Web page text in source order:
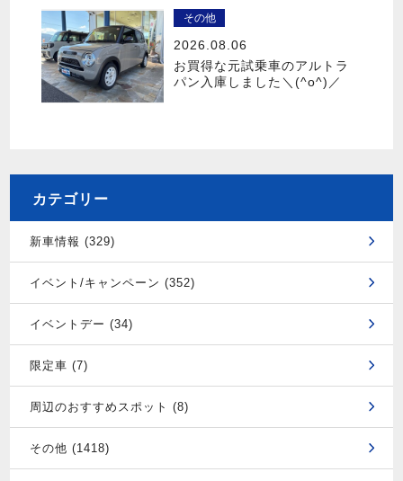
その他
2026.08.06
お買得な元試乗車のアルトラ
パン入庫しました＼(^o^)／
カテゴリー
新車情報 (329)
イベント/キャンペーン (352)
イベントデー (34)
限定車 (7)
周辺のおすすめスポット (8)
その他 (1418)